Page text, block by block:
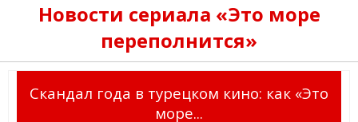
Новости сериала «Это море
переполнится»
Скандал года в турецком кино: как «Это
море...